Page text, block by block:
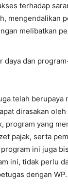
terhadap
mengendalikan
melibatkan
daya dan
telah berupaya
dirasakan
program yang
pajak, serta
ini juga
ini, tidak perlu
dengan WP.